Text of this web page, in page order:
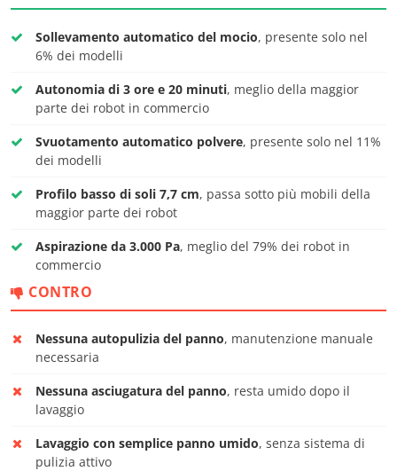
Sollevamento automatico del mocio, presente solo nel
6% dei modelli
Autonomia di 3 ore e 20 minuti, meglio della maggior
parte dei robot in commercio
Svuotamento automatico polvere, presente solo nel 11%
dei modelli
Profilo basso di soli 7,7 cm, passa sotto più mobili della
maggior parte dei robot
Aspirazione da 3.000 Pa, meglio del 79% dei robot in
commercio
CONTRO
Nessuna autopulizia del panno, manutenzione manuale
necessaria
Nessuna asciugatura del panno, resta umido dopo il
lavaggio
Lavaggio con semplice panno umido, senza sistema di
pulizia attivo